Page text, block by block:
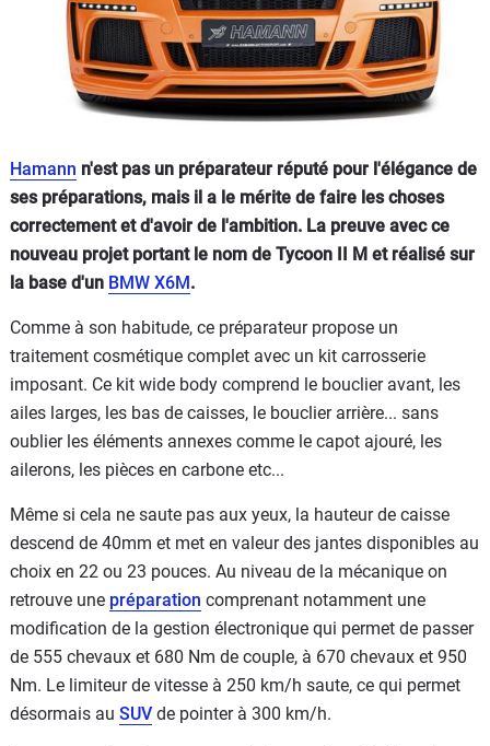
Marques
Hamann n'est pas un préparateur réputé pour l'élégance de
ses préparations, mais il a le mérite de faire les choses
correctement et d'avoir de l'ambition. La preuve avec ce
nouveau projet portant le nom de Tycoon II M et réalisé sur
la base d'un BMW X6M.
Comme à son habitude, ce préparateur propose un
traitement cosmétique complet avec un kit carrosserie
imposant. Ce kit wide body comprend le bouclier avant, les
ailes larges, les bas de caisses, le bouclier arrière... sans
oublier les éléments annexes comme le capot ajouré, les
ailerons, les pièces en carbone etc...
Même si cela ne saute pas aux yeux, la hauteur de caisse
descend de 40mm et met en valeur des jantes disponibles au
choix en 22 ou 23 pouces. Au niveau de la mécanique on
retrouve une préparation comprenant notamment une
modification de la gestion électronique qui permet de passer
de 555 chevaux et 680 Nm de couple, à 670 chevaux et 950
Nm. Le limiteur de vitesse à 250 km/h saute, ce qui permet
désormais au SUV de pointer à 300 km/h.